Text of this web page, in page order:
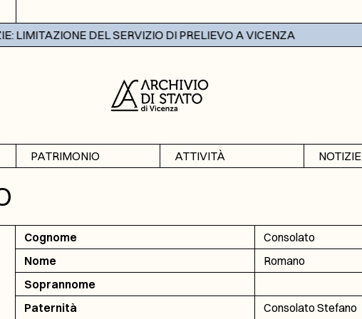
LIMITAZIONE DEL SERVIZIO DI PRELIEVO A VICENZA
PATRIMONIO
ATTIVITÀ
NOTIZIE
Cognome
Consolato
Nome
Romano
Soprannome
Paternità
Consolato Stefano